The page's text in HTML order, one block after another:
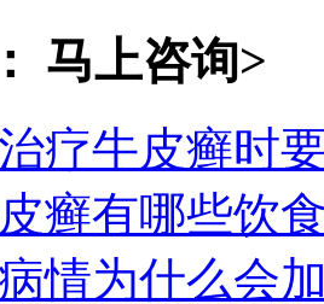
马上咨询>
疗牛皮癣时
癣有哪些饮
情为什么会